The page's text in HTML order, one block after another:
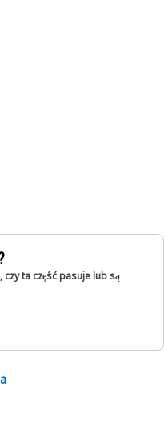
ta część pasuje lub są